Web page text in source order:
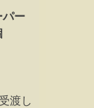
パー
渡し